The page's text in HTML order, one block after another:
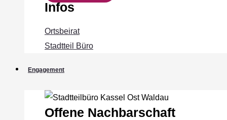
Infos
Ortsbeirat
Stadtteil Büro
Engagement
Offene Nachbarschaft